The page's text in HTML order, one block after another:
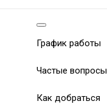
График работы
Частые вопросы
Как добраться